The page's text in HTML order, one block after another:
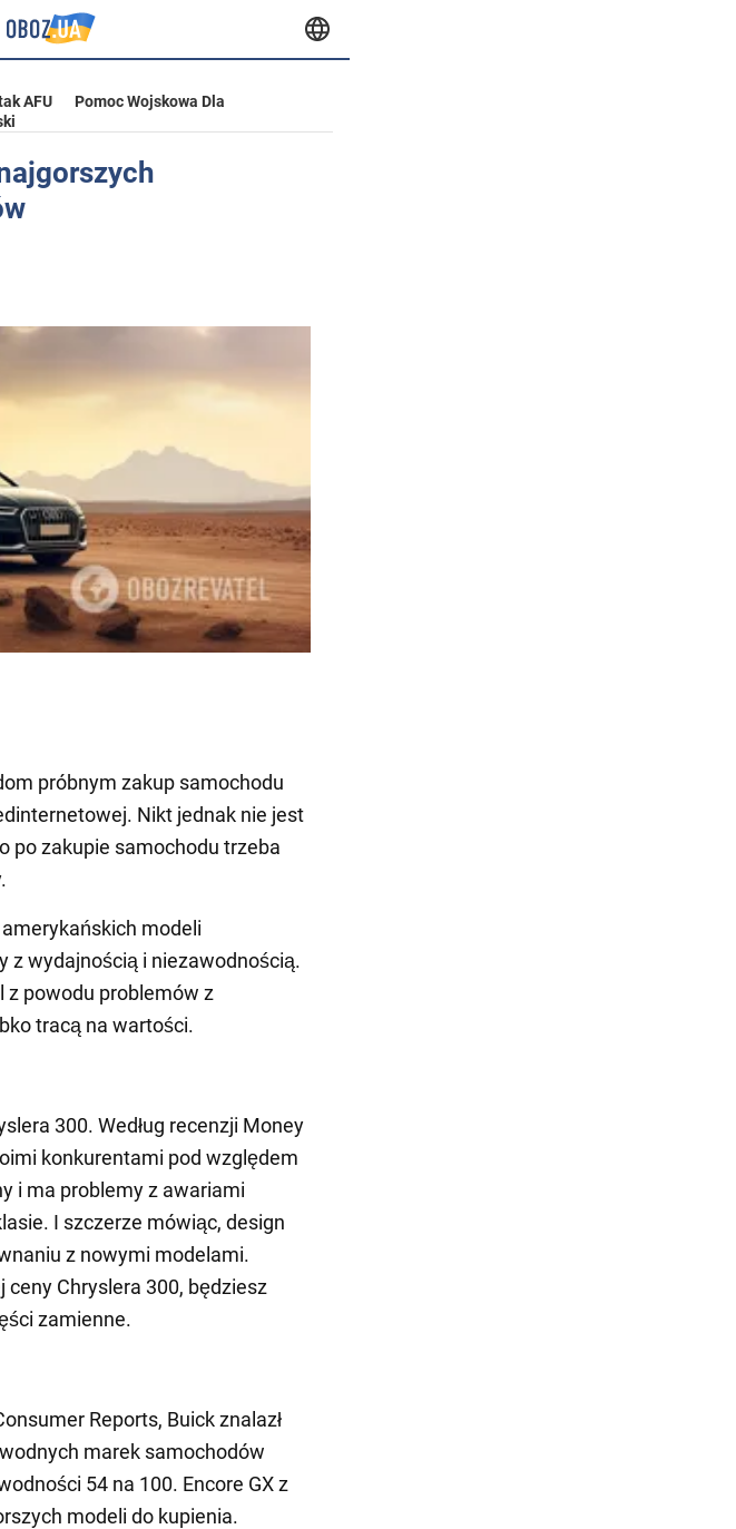
AFU
Pomoc Wojskowa Dla
próbnym zakup samochodu
Nikt jednak nie jest
po zakupie samochodu trzeba
modeli
z wydajnością i niezawodnością.
z powodu problemów z
tracą na wartości.
300. Według recenzji Money
konkurentami pod względem
i ma problemy z awariami
I szczerze mówiąc, design
z nowymi modelami.
Chryslera 300, będziesz
zamienne.
Reports, Buick znalazł
marek samochodów
54 na 100. Encore GX z
modeli do kupienia.